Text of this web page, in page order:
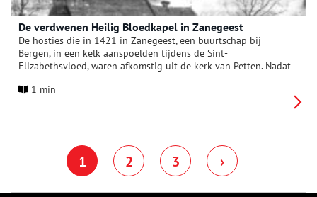
De verdwenen Heilig Bloedkapel in Zanegeest
De hosties die in 1421 in Zanegeest, een buurtschap bij
Bergen, in een kelk aanspoelden tijdens de Sint-
Elizabethsvloed, waren afkomstig uit de kerk van Petten. Nadat
parochiekerk van Bergen in een bloedachtige stof waren
1 min
1 2 3 ›